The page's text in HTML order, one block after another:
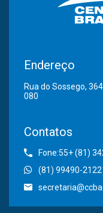
Endereço
Rua do Sossego,
080
Contatos
Fone:55+ (81)
(81) 99490-2122